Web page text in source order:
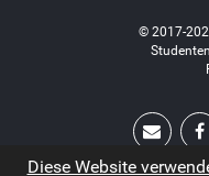
© 2017-
Diese Website